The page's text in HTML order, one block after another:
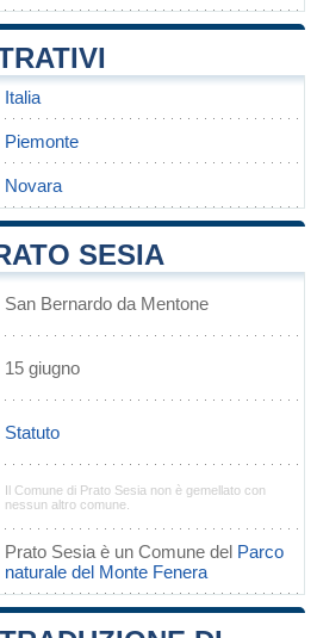
Italia
Piemonte
Novara
SESIA
San Bernardo da Mentone
15 giugno
Statuto
Il Comune di Prato Sesia non è gemellato con
nessun altro comune.
Prato Sesia è un Comune del Parco
naturale del Monte Fenera